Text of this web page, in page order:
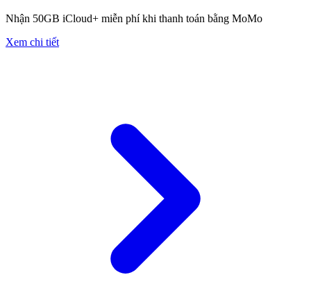
Nhận 50GB iCloud+ miễn phí khi thanh toán bằng MoMo
Xem chi tiết